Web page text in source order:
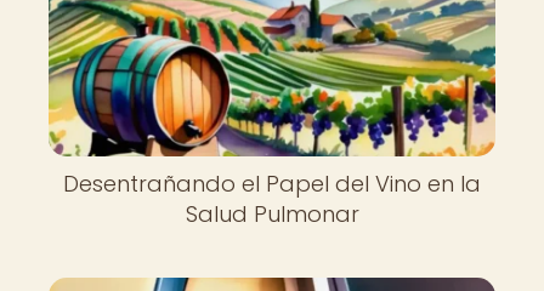
Desentrañando el Papel del Vino en la
Salud Pulmonar